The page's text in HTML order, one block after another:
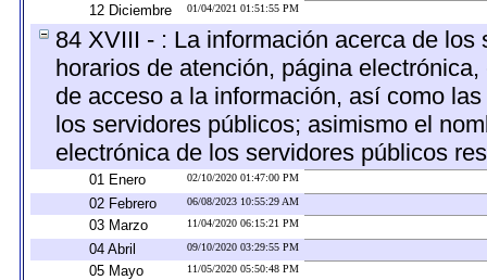
12 Diciembre 01/04/2021 01:51:55 PM
84 XVIII - : La información acerca de
horarios de atención, página
de acceso a la información, así como
los servidores públicos; asimismo el
electrónica de los servidores públicos
01 Enero 02/10/2020 01:47:00 PM
02 Febrero 06/08/2023 10:55:29 AM
03 Marzo 11/04/2020 06:15:21 PM
04 Abril 09/10/2020 03:29:55 PM
05 Mayo 11/05/2020 05:50:48 PM